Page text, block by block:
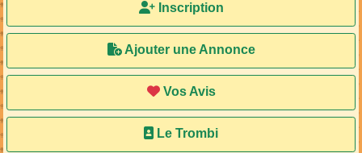
Inscription
Ajouter une Annonce
Vos Avis
Le Trombi